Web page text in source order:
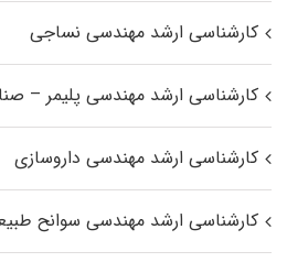
کارشناسی ارشد مهندسی نساجی
کارشناسی ارشد مهندسی پلیمر –
کارشناسی ارشد مهندسی داروسازی
کارشناسی ارشد مهندسی سوانح